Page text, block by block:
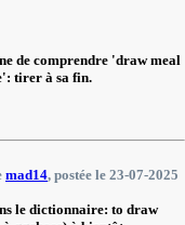
de comprendre 'draw meal
tirer à sa fin.
mad14, postée le 23-07-2025
le dictionnaire: to draw